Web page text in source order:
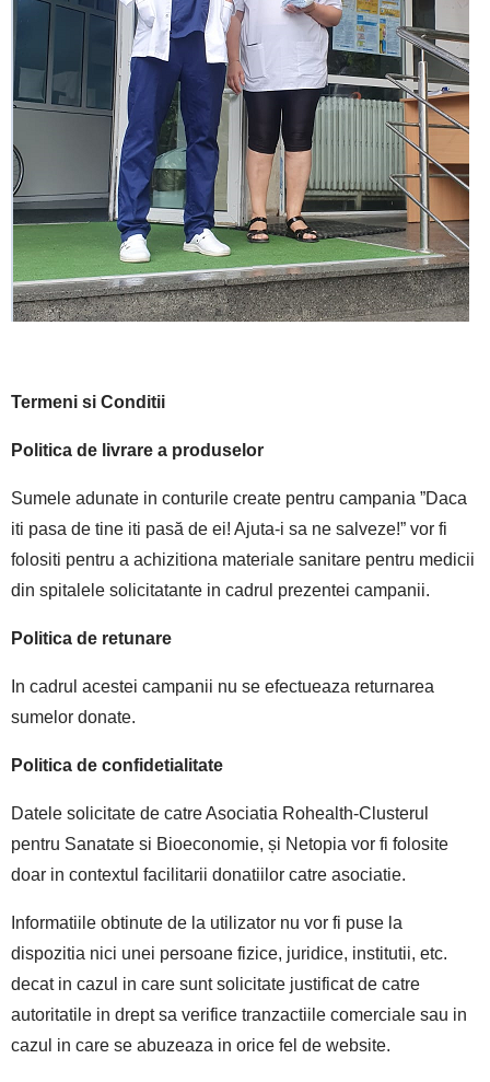
Termeni si Conditii
Politica de livrare a produselor
Sumele adunate in conturile create pentru campania ”Daca
iti pasa de tine iti pasă de ei! Ajuta-i sa ne salveze!” vor fi
folositi pentru a achizitiona materiale sanitare pentru medicii
din spitalele solicitatante in cadrul prezentei campanii.
Politica de retunare
In cadrul acestei campanii nu se efectueaza returnarea
sumelor donate.
Politica de confidetialitate
Datele solicitate de catre Asociatia Rohealth-Clusterul
pentru Sanatate si Bioeconomie, și Netopia vor fi folosite
doar in contextul facilitarii donatiilor catre asociatie.
Informatiile obtinute de la utilizator nu vor fi puse la
dispozitia nici unei persoane fizice, juridice, institutii, etc.
decat in cazul in care sunt solicitate justificat de catre
autoritatile in drept sa verifice tranzactiile comerciale sau in
cazul in care se abuzeaza in orice fel de website.